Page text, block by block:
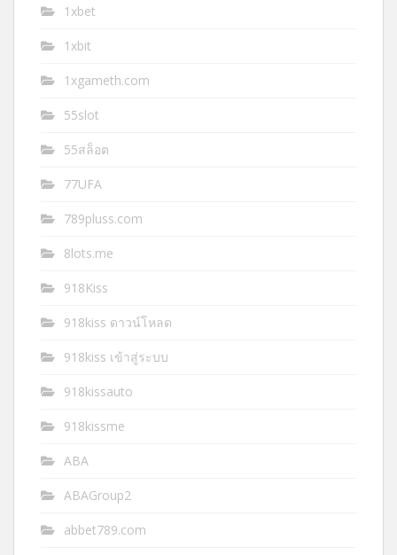
1xbet
1xbit
1xgameth.com
55slot
55สล็อต
77UFA
789pluss.com
8lots.me
918Kiss
918kiss ดาวน์โหลด
918kiss เข้าสู่ระบบ
918kissauto
918kissme
ABA
ABAGroup2
abbet789.com